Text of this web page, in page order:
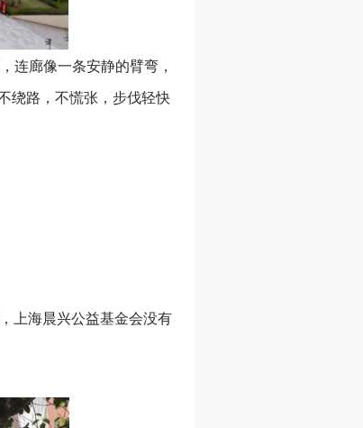
连廊像一条安静的臂弯，
绕路，不慌张，步伐轻快
上海晨兴公益基金会没有